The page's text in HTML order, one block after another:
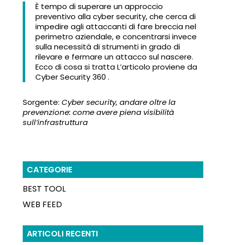
È tempo di superare un approccio
preventivo alla cyber security, che cerca di
impedire agli attaccanti di fare breccia nel
perimetro aziendale, e concentrarsi invece
sulla necessità di strumenti in grado di
rilevare e fermare un attacco sul nascere.
Ecco di cosa si tratta L’articolo proviene da
Cyber Security 360 .
Sorgente: Cyber security, andare oltre la
prevenzione: come avere piena visibilità
sull’infrastruttura
CATEGORIE
BEST TOOL
WEB FEED
ARTICOLI RECENTI